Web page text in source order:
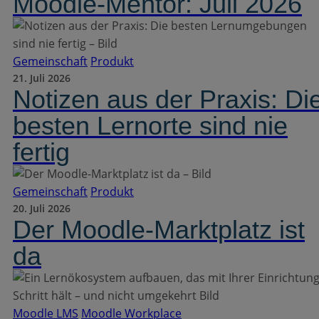
Gemeinschaft Produkt
21. Juli 2026
Notizen aus der Praxis:
besten Lernorte sind nie
fertig
Gemeinschaft Produkt
20. Juli 2026
Der Moodle-Marktplatz ist
da
Moodle LMS Moodle Workplace